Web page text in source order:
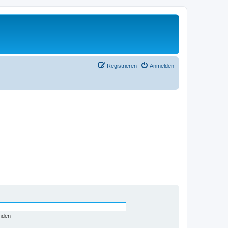
Anmelden
Registrieren